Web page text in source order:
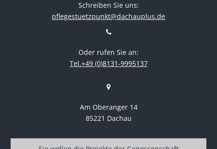
Schreiben Sie uns:
pflegestuetzpunkt@dachauplus.de
Oder rufen Sie an:
Tel.+49 (0)8131-9995137
Am Oberanger 14
85221 Dachau